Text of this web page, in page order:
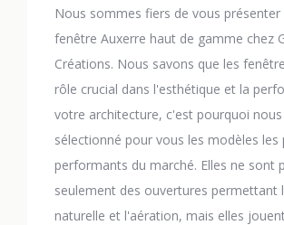
Nous sommes fiers de vous
fenêtre Auxerre haut de gamme chez
Créations. Nous savons que les
rôle crucial dans l'esthétique et la
votre architecture, c'est pourquoi
sélectionné pour vous les modèles les
performants du marché. Elles ne sont
seulement des ouvertures permettant
naturelle et l'aération, mais elles